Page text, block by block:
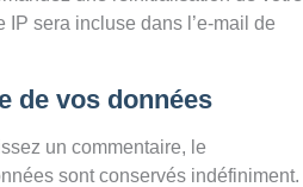
IP sera incluse dans l’e-mail de
de vos données
un commentaire, le
sont conservés indéfiniment.